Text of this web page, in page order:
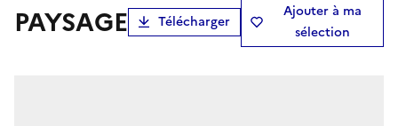
PAYSAGE Télécharger
Ajouter à ma
sélection